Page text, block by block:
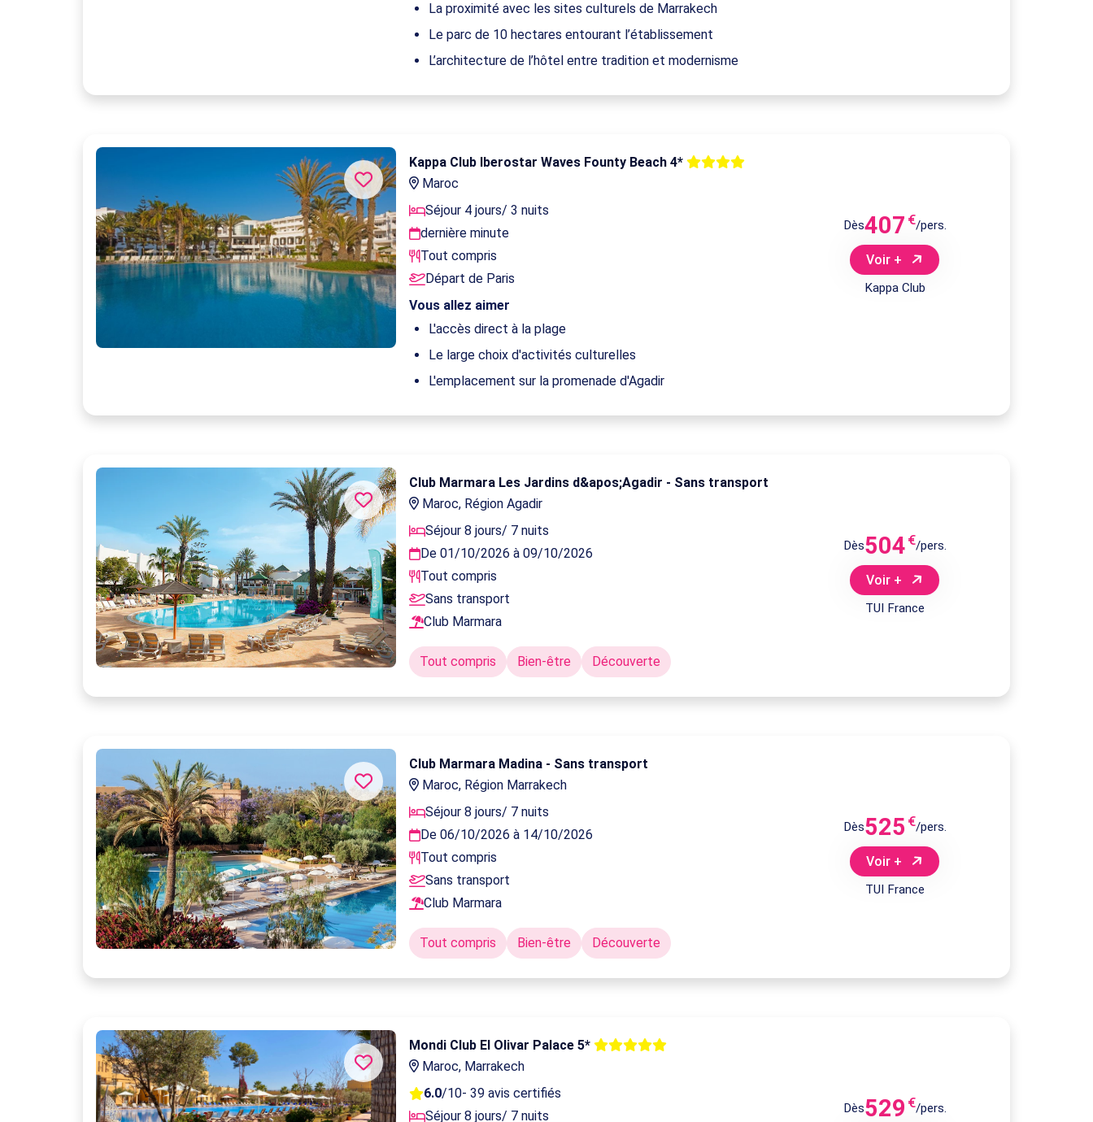
La proximité avec les sites culturels de Marrakech
Le parc de 10 hectares entourant l’établissement
L’architecture de l’hôtel entre tradition et modernisme
Kappa Club Iberostar Waves Founty Beach 4*
Maroc
Séjour 4 jours/ 3 nuits
dernière minute
Tout compris
Départ de Paris
Vous allez aimer
L'accès direct à la plage
Le large choix d'activités culturelles
L'emplacement sur la promenade d'Agadir
Dès407 €/pers.
Voir +
Kappa Club
Club Marmara Les Jardins d&apos;Agadir - Sans transport
Maroc, Région Agadir
Séjour 8 jours/ 7 nuits
De 01/10/2026 à 09/10/2026
Tout compris
Sans transport
Club Marmara
Tout compris Bien-être Découverte
Dès504 €/pers.
Voir +
TUI France
Club Marmara Madina - Sans transport
Maroc, Région Marrakech
Séjour 8 jours/ 7 nuits
De 06/10/2026 à 14/10/2026
Tout compris
Sans transport
Club Marmara
Tout compris Bien-être Découverte
Dès525 €/pers.
Voir +
TUI France
Mondi Club El Olivar Palace 5*
Maroc, Marrakech
6.0/10- 39 avis certifiés
Séjour 8 jours/ 7 nuits
Dès529 €/pers.